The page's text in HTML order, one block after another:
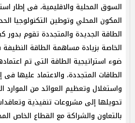
السوق المحلية والاقليمية، فى إطار
المكون المحلي وتوطين التكنولوجيا
الطاقة الجديدة والمتجددة تقوم بدور
الخاصة بزيادة مساهمة الطاقة
ضوء استراتيجية الطاقة التى تم
الطاقات المتجددة، والاعتماد عليها
واستغلال وتعظيم العوائد من الموارد
تحويلها إلى مشروعات تنفيذية
بالتعاون والشراكة مع القطاع الخاص